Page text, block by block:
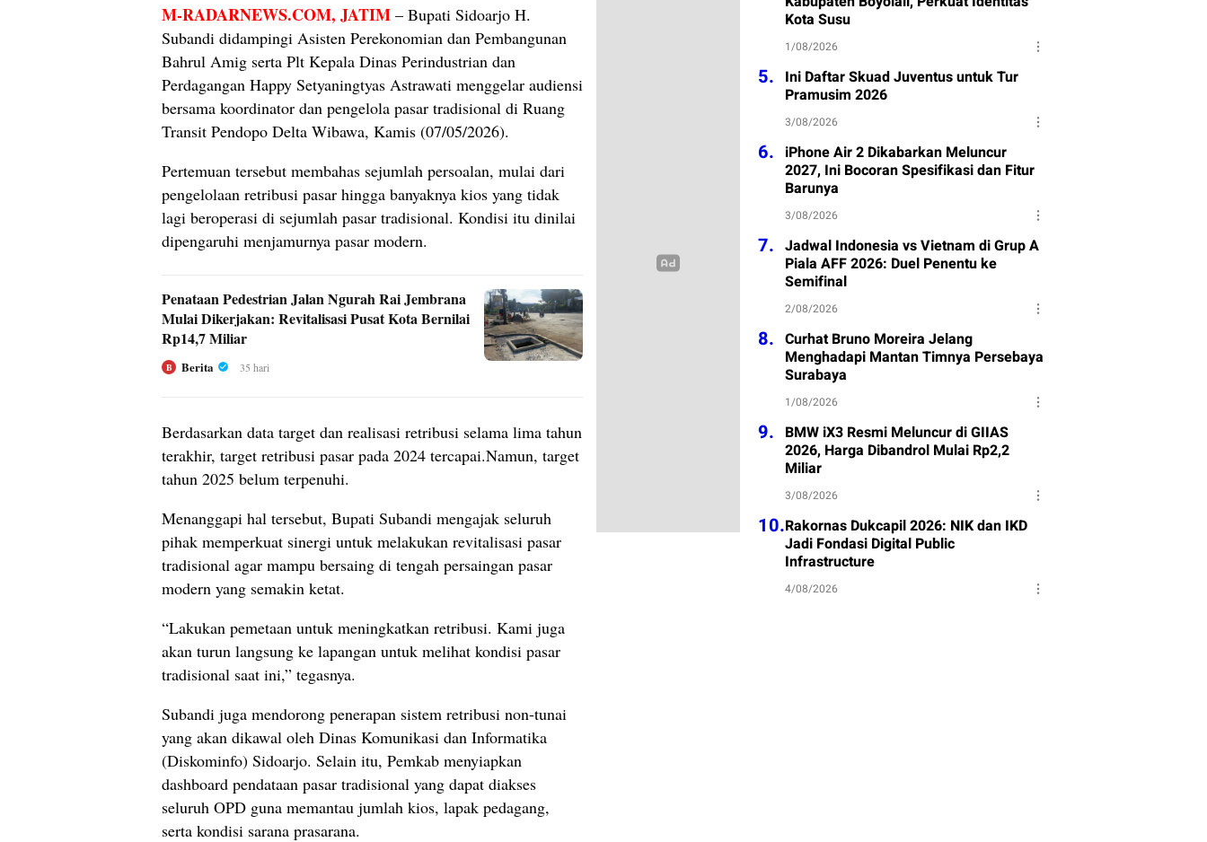
M-RADARNEWS.COM, JATIM – Bupati Sidoarjo H.
Subandi didampingi Asisten Perekonomian dan Pembangunan
Bahrul Amig serta Plt Kepala Dinas Perindustrian dan
Perdagangan Happy Setyaningtyas Astrawati menggelar audiensi
bersama koordinator dan pengelola pasar tradisional di Ruang
Transit Pendopo Delta Wibawa, Kamis (07/05/2026).
Pertemuan tersebut membahas sejumlah persoalan, mulai dari
pengelolaan retribusi pasar hingga banyaknya kios yang tidak
lagi beroperasi di sejumlah pasar tradisional. Kondisi itu dinilai
dipengaruhi menjamurnya pasar modern.
Penataan Pedestrian Jalan Ngurah Rai Jembrana
Mulai Dikerjakan: Revitalisasi Pusat Kota Bernilai
Rp14,7 Miliar
B Berita 35 hari
Berdasarkan data target dan realisasi retribusi selama lima tahun
terakhir, target retribusi pasar pada 2024 tercapai.Namun, target
tahun 2025 belum terpenuhi.
Menanggapi hal tersebut, Bupati Subandi mengajak seluruh
pihak memperkuat sinergi untuk melakukan revitalisasi pasar
tradisional agar mampu bersaing di tengah persaingan pasar
modern yang semakin ketat.
“Lakukan pemetaan untuk meningkatkan retribusi. Kami juga
akan turun langsung ke lapangan untuk melihat kondisi pasar
tradisional saat ini,” tegasnya.
Subandi juga mendorong penerapan sistem retribusi non-tunai
yang akan dikawal oleh Dinas Komunikasi dan Informatika
(Diskominfo) Sidoarjo. Selain itu, Pemkab menyiapkan
dashboard pendataan pasar tradisional yang dapat diakses
seluruh OPD guna memantau jumlah kios, lapak pedagang,
serta kondisi sarana prasarana.
Kota Susu
1/08/2026
5. Ini Daftar Skuad Juventus untuk Tur
Pramusim 2026
3/08/2026
6. iPhone Air 2 Dikabarkan Meluncur
2027, Ini Bocoran Spesifikasi dan Fitur
Barunya
3/08/2026
7. Jadwal Indonesia vs Vietnam di Grup A
Piala AFF 2026: Duel Penentu ke
Semifinal
2/08/2026
8. Curhat Bruno Moreira Jelang
Menghadapi Mantan Timnya Persebaya
Surabaya
1/08/2026
9. BMW iX3 Resmi Meluncur di GIIAS
2026, Harga Dibandrol Mulai Rp2,2
Miliar
3/08/2026
10.Rakornas Dukcapil 2026: NIK dan IKD
Jadi Fondasi Digital Public
Infrastructure
4/08/2026